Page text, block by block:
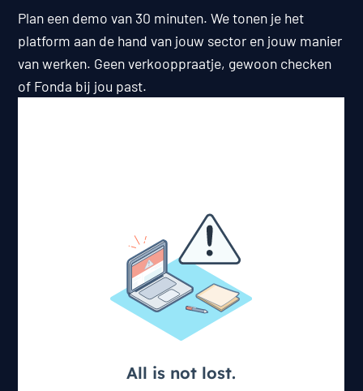
Plan een demo van 30 minuten. We tonen je het
platform aan de hand van jouw sector en jouw manier
van werken. Geen verkooppraatje, gewoon checken
of Fonda bij jou past.